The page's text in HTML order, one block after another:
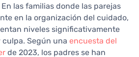
las familias donde las parejas
en la organización del cuidado,
niveles significativamente
culpa. Según una encuesta del
de 2023, los padres se han